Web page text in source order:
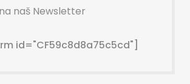
naš Newsletter
id="CF59c8d8a75c5cd"]